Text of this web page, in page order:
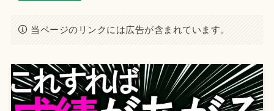
当ページのリンクには広告が含まれています。